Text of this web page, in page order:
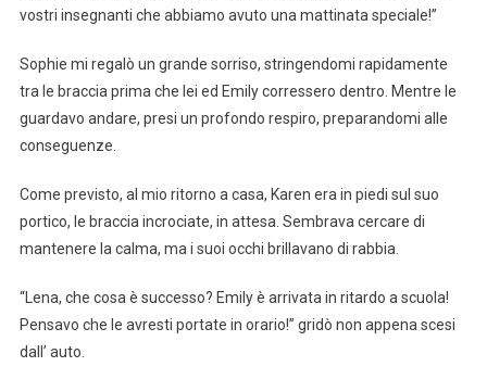
vostri insegnanti che abbiamo avuto una mattinata speciale!”
Sophie mi regalò un grande sorriso, stringendomi rapidamente
tra le braccia prima che lei ed Emily corressero dentro. Mentre le
guardavo andare, presi un profondo respiro, preparandomi alle
conseguenze.
Come previsto, al mio ritorno a casa, Karen era in piedi sul suo
portico, le braccia incrociate, in attesa. Sembrava cercare di
mantenere la calma, ma i suoi occhi brillavano di rabbia.
“Lena, che cosa è successo? Emily è arrivata in ritardo a scuola!
Pensavo che le avresti portate in orario!” gridò non appena scesi
dall’ auto.